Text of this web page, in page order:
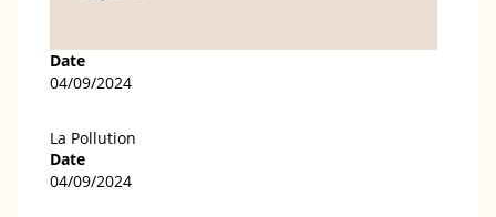
Date
04/09/2024
La Pollution
Date
04/09/2024